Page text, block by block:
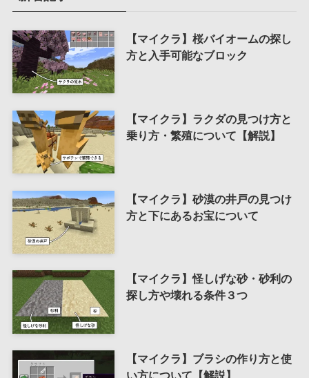
【マイクラ】桜バイオームの探し
方と入手可能なブロック
【マイクラ】ラクダの見つけ方と
乗り方・繁殖について【解説】
【マイクラ】砂漠の井戸の見つけ
方と下にあるお宝について
【マイクラ】怪しげな砂・砂利の
探し方や壊れる条件３つ
【マイクラ】ブラシの作り方と使
い方について【解説】